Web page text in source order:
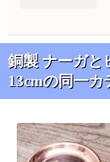
銅製 ナーガと
13cmの同一カ